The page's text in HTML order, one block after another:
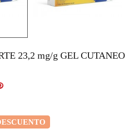
23,2 mg/g GEL CUTANEO